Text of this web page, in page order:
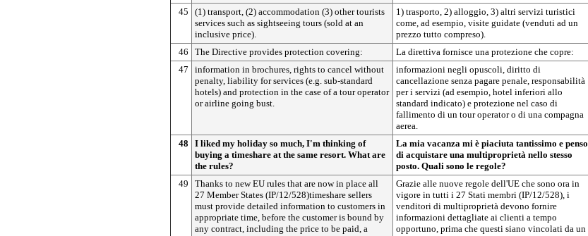
45
(1) transport, (2) accommodation (3) other tourists
services such as sightseeing tours (sold at an
inclusive price).
1) trasporto, 2) alloggio, 3) altri servizi turistici
come, ad esempio, visite guidate (venduti ad un
prezzo tutto compreso).
46
The Directive provides protection covering:
La direttiva fornisce una protezione che copre:
47
information in brochures, rights to cancel without
penalty, liability for services (e.g. sub-standard
hotels) and protection in the case of a tour operator
or airline going bust.
informazioni negli opuscoli, diritto di
cancellazione senza pagare penale, responsabilità
per i servizi (ad esempio, hotel inferiori allo
standard indicato) e protezione nel caso di
fallimento di un tour operator o di una compagna
aerea.
48
I liked my holiday so much, I'm thinking of
buying a timeshare at the same resort. What are
the rules?
La mia vacanza mi è piaciuta tantissimo e penso
di acquistare una multiproprietà nello stesso
posto. Quali sono le regole?
49
Thanks to new EU rules that are now in place all
27 Member States (IP/12/528)timeshare sellers
must provide detailed information to customers in
appropriate time, before the customer is bound by
any contract, including the price to be paid, a
Grazie alle nuove regole dell'UE che sono ora in
vigore in tutti i 27 Stati membri (IP/12/528), i
venditori di multiproprietà devono fornire
informazioni dettagliate ai clienti a tempo
opportuno, prima che questi siano vincolati da un